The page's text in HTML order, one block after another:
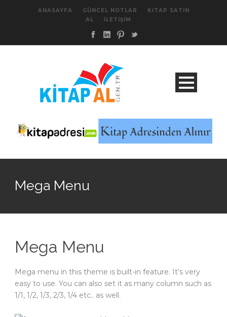
ANASAYFA GÜNCEL NOTLAR
KITAP SATIN
AL
İLETIŞIM
Mega Menu
Mega Menu
Mega menu in this theme is built-in feature. It’s very
easy to use. You can also set it as many column such as
1/1, 1/2, 1/3, 2/3, 1/4 etc.. as well.